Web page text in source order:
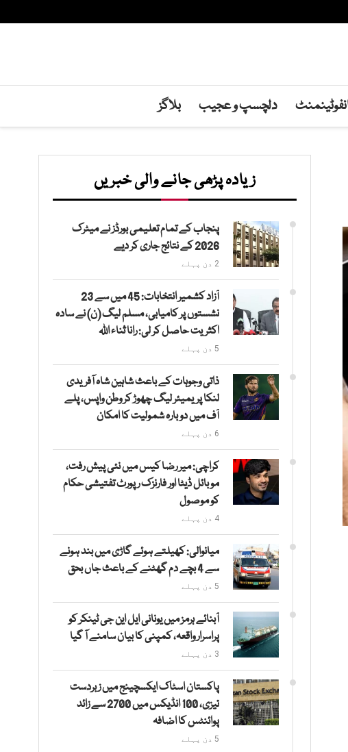
دلچسپ و عجیب بلاگز
زیادہ پڑھی جانے والی خبریں
پنجاب کے تمام تعلیمی بورڈز نے میٹرک
2026 کے نتائج جاری کر دیے
2 دن پہلے
آزاد کشمیر انتخابات: 45 میں سے 23
نشستوں پر کامیابی، مسلم لیگ (ن) نے سادہ
اکثریت حاصل کر لی: رانا ثناء اللہ
5 دن پہلے
ذاتی وجوہات کے باعث شاہین شاہ آفریدی
لنکا پریمیئر لیگ چھوڑ کر وطن واپس، پلے
آف میں دوبارہ شمولیت کا امکان
6 دن پہلے
کراچی: میر رضا کیس میں نئی پیش رفت،
موبائل ڈیٹا اور فارنزک رپورٹ تفتیشی حکام
کو موصول
4 دن پہلے
میانوالی: کھیلتے ہوئے گاڑی میں بند ہونے
سے 4 بچے دم گھٹنے کے باعث جاں بحق
5 دن پہلے
آبنائے ہرمز میں یونانی ایل این جی ٹینکر کو
پراسرار واقعہ، کمپنی کا بیان سامنے آ گیا
3 دن پہلے
پاکستان اسٹاک ایکسچینج میں زبردست
تیزی، 100 انڈیکس میں 2700 سے زائد
پوائنٹس کا اضافہ
5 دن پہلے